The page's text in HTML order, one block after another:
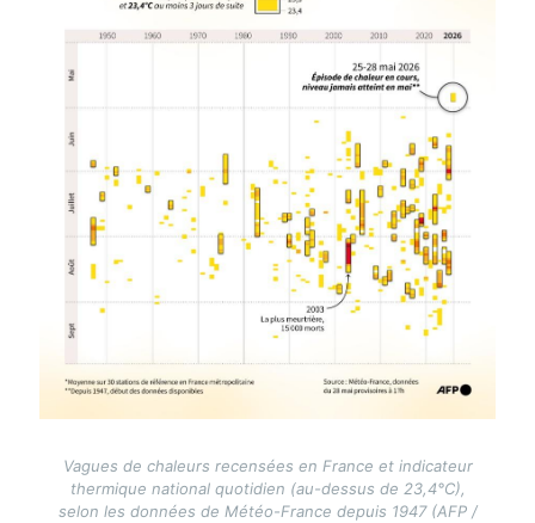
Vagues de chaleurs recensées en France et indicateur
thermique national quotidien (au-dessus de 23,4°C),
selon les données de Météo-France depuis 1947 (AFP /